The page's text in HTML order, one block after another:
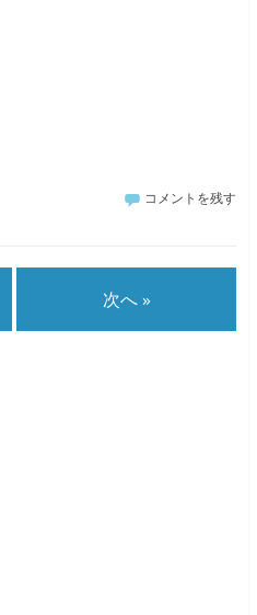
コメントを残す
次へ »